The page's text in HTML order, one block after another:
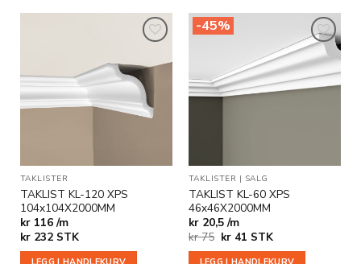
Legg til
i
ønskeliste
TAKLISTER
TAKLIST KL-120 XPS
104x104X2000MM
kr 116 /m
kr232 STK
-45%
Legg til
i
ønskeliste
TAKLISTER | SALG
TAKLIST KL-60 XPS
46x46X2000MM
kr 20,5 /m
kr75 Opprinnelig
var:
kr41Nåværende
er:
STK